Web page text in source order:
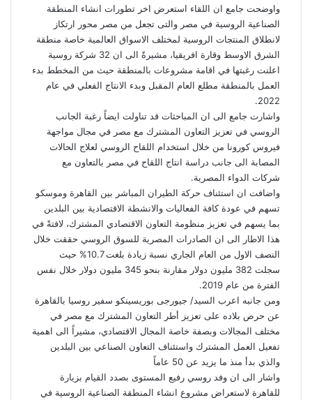
واوضحت جامع ان اللقاء استعرض اخر تطورات انشاء المنطقة
الصناعية الروسية في مصر والتى تجعل من مصر محور ارتكاز
لانطلاق المنتجات الروسية لمختلف الاسواق العالمية خاصة منطقة
الشرق الاوسط وقارة افريقيا، مشيرةً الى ان 32 شركة روسية
اعلنت رغبتها في اقامة مشروعات بالمنطقة حيث من المخطط بدء
العمل بالمنطقة مطلع العام المقبل وبدء الانتاج الفعلي في عام
2022.
واشارت جامع الى ان المباحثات قد تناولت ايضاً رغبة الجانب
الروسي في تعزيز التعاون المشترك مع مصر في مجال مواجهة
فيروس كورونا من خلال استخدام اللقاح الروسي لعلاج الحالات
المصابة الى جانب دراسة انتاج اللقاح في مصر بالتعاون مع
شركات الدواء المصرية.
واضافت ان استئناف حركة الطيران المباشر بين القاهرة وموسكو
تسهم في عودة كافة الفعاليات والانشطة الاقتصادية بين البلدين
بما يسهم في تعزيز منظومة التعاون الاقتصادي المشترك، لافتةً في
هذا الاطار الى ان الصادرات المصرية للسوق الروسي حققت خلال
النصف الاول من العام الجاري نسبة زيادة بلغت 10.7% حيث
سجلت 382 مليون دولار مقارنة بنحو 345 مليون دولار خلال نفس
الفترة من عام 2019.
ومن جانبه اعرب السيد/ جيورجى بوريسينكو سفير روسيا بالقاهرة
عن حرص بلاده على تعزيز أطر التعاون المشترك مع مصر في
مختلف المجالات وبصفة خاصة المجال الاقتصادي، مشيراً الى اهمية
تفعيل العمل المشترك واستئناف التعاون الصناعي بين البلدين
والذي بدأ منذ ما يزيد عن 50 عاماً
واشار الى ان وفد روسي رفيع المستوى بصدد القيام بزيارة
للقاهرة لاستعراض مشروع انشاء المنطقة الصناعية الروسية في